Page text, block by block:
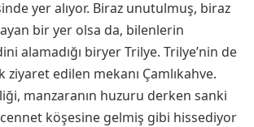
yer alıyor. Biraz unutulmuş, biraz
bir yer olsa da, bilenlerin
alamadığı biryer Trilye. Trilye’nin de
ziyaret edilen mekanı Çamlıkahve.
manzaranın huzuru derken sanki
köşesine gelmiş gibi hissediyor